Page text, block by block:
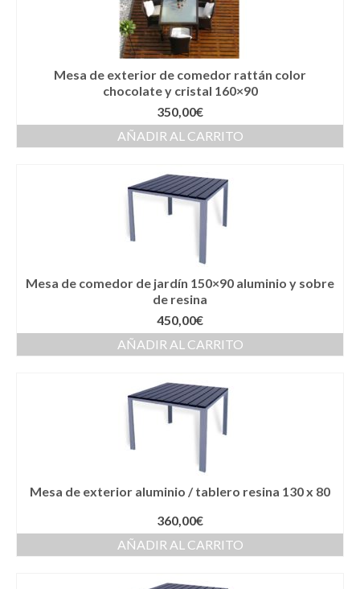
Mesa de exterior de comedor rattán color
chocolate y cristal 160×90
350,00€
AÑADIR AL CARRITO
Mesa de comedor de jardín 150×90 aluminio y sobre
de resina
450,00€
AÑADIR AL CARRITO
Mesa de exterior aluminio / tablero resina 130 x 80
360,00€
AÑADIR AL CARRITO